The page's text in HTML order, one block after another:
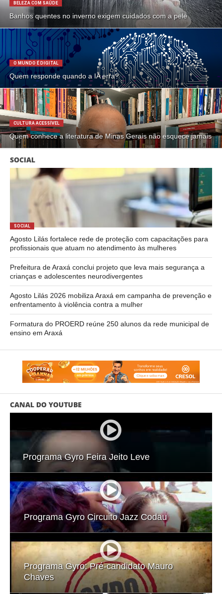
BELEZA COM SAÚDE
Banhos quentes no inverno exigem cuidados com a pele
O MUNDO É DIGITAL
Quem responde quando a IA erra?
CULTURA ACESSÍVEL
Quem conhece a literatura de Minas Gerais não esquece jamais
SOCIAL
SOCIAL
Agosto Lilás fortalece rede de proteção com capacitações para
profissionais que atuam no atendimento às mulheres
Prefeitura de Araxá conclui projeto que leva mais segurança a
crianças e adolescentes neurodivergentes
Agosto Lilás 2026 mobiliza Araxá em campanha de prevenção e
enfrentamento à violência contra a mulher
Formatura do PROERD reúne 250 alunos da rede municipal de
ensino em Araxá
CANAL DO YOUTUBE
Programa Gyro Feira Jeito Leve
Programa Gyro Circuito Jazz Codau
Programa Gyro: Pré-candidato Mauro
Chaves